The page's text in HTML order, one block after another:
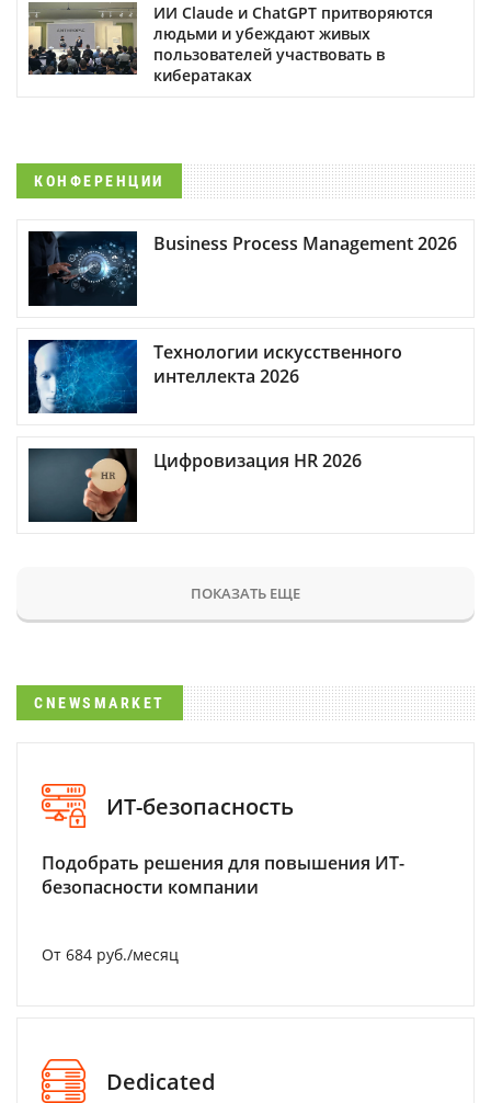
ИИ Claude и ChatGPT притворяются
людьми и убеждают живых
пользователей участвовать в
кибератаках
КОНФЕРЕНЦИИ
Business Process Management 2026
Технологии искусственного
интеллекта 2026
Цифровизация HR 2026
ПОКАЗАТЬ ЕЩЕ
CNEWSMARKET
ИТ-безопасность
Подобрать решения для повышения ИТ-
безопасности компании
От 684 руб./месяц
Dedicated